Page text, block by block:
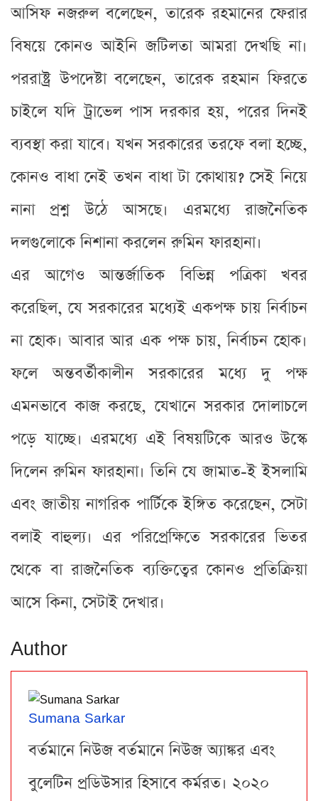
আসিফ নজরুল বলেছেন, তারেক রহমানের ফেরার
বিষয়ে কোনও আইনি জটিলতা আমরা দেখছি না।
পররাষ্ট্র উপদেষ্টা বলেছেন, তারেক রহমান ফিরতে
চাইলে যদি ট্রাভেল পাস দরকার হয়, পরের দিনই
ব্যবস্থা করা যাবে। যখন সরকারের তরফে বলা হচ্ছে,
কোনও বাধা নেই তখন বাধা টা কোথায়? সেই নিয়ে
নানা প্রশ্ন উঠে আসছে। এরমধ্যে রাজনৈতিক
দলগুলোকে নিশানা করলেন রুমিন ফারহানা।
এর আগেও আন্তর্জাতিক বিভিন্ন পত্রিকা খবর
করেছিল, যে সরকারের মধ্যেই একপক্ষ চায় নির্বাচন
না হোক। আবার আর এক পক্ষ চায়, নির্বাচন হোক।
ফলে অন্তবর্তীকালীন সরকারের মধ্যে দু পক্ষ
এমনভাবে কাজ করছে, যেখানে সরকার দোলাচলে
পড়ে যাচ্ছে। এরমধ্যে এই বিষয়টিকে আরও উস্কে
দিলেন রুমিন ফারহানা। তিনি যে জামাত-ই ইসলামি
এবং জাতীয় নাগরিক পার্টিকে ইঙ্গিত করেছেন, সেটা
বলাই বাহুল্য। এর পরিপ্রেক্ষিতে সরকারের ভিতর
থেকে বা রাজনৈতিক ব্যক্তিত্বের কোনও প্রতিক্রিয়া
আসে কিনা, সেটাই দেখার।
Author
Sumana Sarkar
বর্তমানে নিউজ বর্তমানে নিউজ অ্যাঙ্কর এবং
বুলেটিন প্রডিউসার হিসাবে কর্মরত। ২০২০